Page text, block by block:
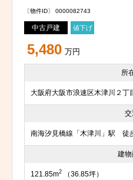
〔物件ID〕 0000082743
中古戸建 値下げ
5,480 万円
所
大阪府大阪市浪速区木津川２丁
交
南海汐見橋線「木津川」駅 徒
建
121.85m2 （36.85坪）